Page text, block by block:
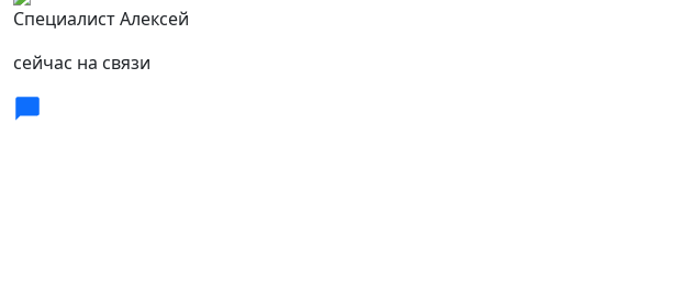
Специалист Алексей
сейчас на связи